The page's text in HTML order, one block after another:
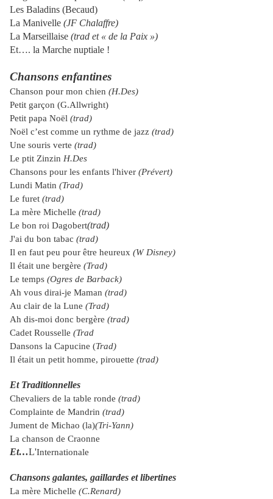
Les Baladins (Becaud)
La Manivelle (JF Chalaffre)
La Marseillaise (trad et « de la Paix »)
Et…. la Marche nuptiale !
Chansons enfantines
Chanson pour mon chien (H.Des)
Petit garçon (G.Allwright)
Petit papa Noël (trad)
Noël c’est comme un rythme de jazz (trad)
Une souris verte (trad)
Le ptit Zinzin H.Des
Chansons pour les enfants l'hiver (Prévert)
Lundi Matin (Trad)
Le furet (trad)
La mère Michelle (trad)
Le bon roi Dagobert(trad)
J'ai du bon tabac (trad)
Il en faut peu pour être heureux (W Disney)
Il était une bergère (Trad)
Le temps (Ogres de Barback)
Ah vous dirai-je Maman (trad)
Au clair de la Lune (Trad)
Ah dis-moi donc bergère (trad)
Cadet Rousselle (Trad
Dansons la Capucine (Trad)
Il était un petit homme, pirouette (trad)
Et Traditionnelles
Chevaliers de la table ronde (trad)
Complainte de Mandrin (trad)
Jument de Michao (la)(Tri-Yann)
La chanson de Craonne
Et…L'Internationale
Chansons galantes, gaillardes et libertines
La mère Michelle (C.Renard)